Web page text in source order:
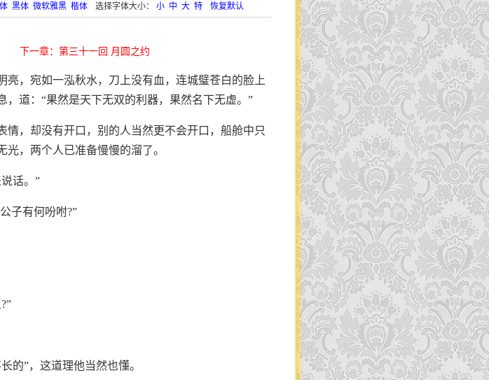
黑体 微软雅黑 楷体 选择字体大小： 小 中 大 特 恢复默认
下一章：第三十一回 月圆之约
亮，宛如一泓秋水，刀上没有血，连城璧苍白的脸上
道：“果然是天下无双的利器，果然名下无虚。”
情，却没有开口，别的人当然更不会开口，船舱中只
，两个人已准备慢慢的溜了。
话。”
子有何吩咐?”
的”，这道理他当然也懂。